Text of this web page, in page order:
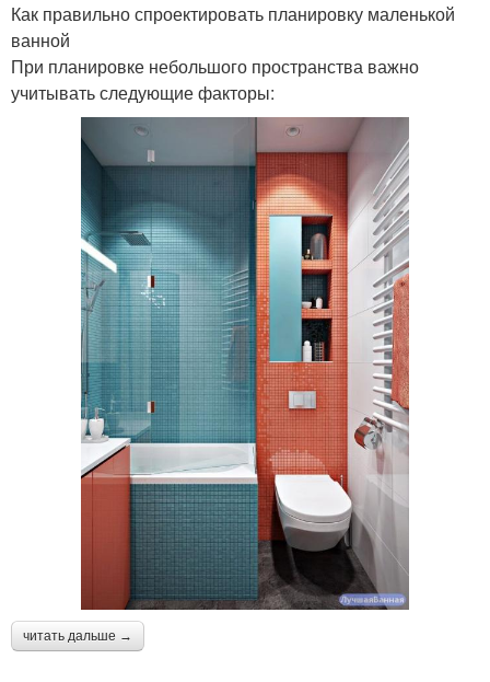
Как правильно спроектировать планировку маленькой
ванной
При планировке небольшого пространства важно
учитывать следующие факторы:
читать дальше →